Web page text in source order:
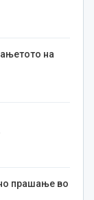
на
прашање во